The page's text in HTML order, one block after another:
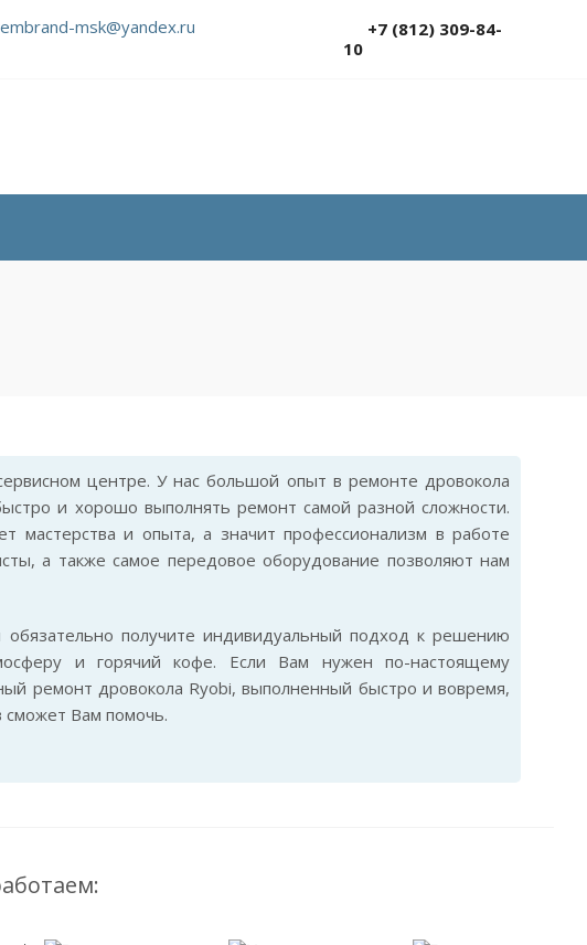
msk@yandex.ru
+7 (812) 309-84-
10
центре. У нас большой опыт в ремонте дровокола
и хорошо выполнять ремонт самой разной сложности.
мастерства и опыта, а значит профессионализм в работе
а также самое передовое оборудование позволяют нам
получите индивидуальный подход к решению
и горячий кофе. Если Вам нужен по-настоящему
ремонт дровокола Ryobi, выполненный быстро и вовремя,
Вам помочь.